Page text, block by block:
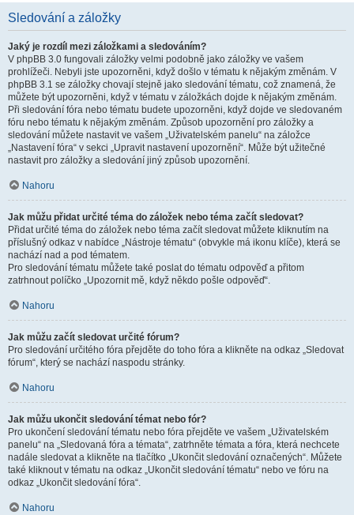
Sledování a záložky
Jaký je rozdíl mezi záložkami a sledováním?
V phpBB 3.0 fungovali záložky velmi podobně jako záložky ve vašem
prohlížeči. Nebyli jste upozorněni, když došlo v tématu k nějakým změnám. V
phpBB 3.1 se záložky chovají stejně jako sledování tématu, což znamená, že
můžete být upozorněni, když v tématu v záložkách dojde k nějakým změnám.
Při sledování fóra nebo tématu budete upozorněni, když dojde ve sledovaném
fóru nebo tématu k nějakým změnám. Způsob upozornění pro záložky a
sledování můžete nastavit ve vašem „Uživatelském panelu“ na záložce
„Nastavení fóra“ v sekci „Upravit nastavení upozornění“. Může být užitečné
nastavit pro záložky a sledování jiný způsob upozornění.
Nahoru
Jak můžu přidat určité téma do záložek nebo téma začít sledovat?
Přidat určité téma do záložek nebo téma začít sledovat můžete kliknutím na
příslušný odkaz v nabídce „Nástroje tématu“ (obvykle má ikonu klíče), která se
nachází nad a pod tématem.
Pro sledování tématu můžete také poslat do tématu odpověď a přitom
zatrhnout políčko „Upozornit mě, když někdo pošle odpověď“.
Nahoru
Jak můžu začít sledovat určité fórum?
Pro sledování určitého fóra přejděte do toho fóra a klikněte na odkaz „Sledovat
fórum“, který se nachází naspodu stránky.
Nahoru
Jak můžu ukončit sledování témat nebo fór?
Pro ukončení sledování tématu nebo fóra přejděte ve vašem „Uživatelském
panelu“ na „Sledovaná fóra a témata“, zatrhněte témata a fóra, která nechcete
nadále sledovat a klikněte na tlačítko „Ukončit sledování označených“. Můžete
také kliknout v tématu na odkaz „Ukončit sledování tématu“ nebo ve fóru na
odkaz „Ukončit sledování fóra“.
Nahoru